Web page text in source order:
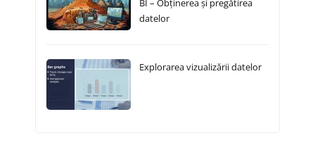
BI – Obținerea și pregătirea
datelor
Explorarea vizualizării datelor